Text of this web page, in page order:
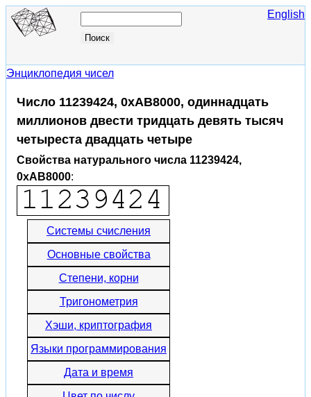
English
Энциклопедия чисел
Число 11239424, 0xAB8000, одиннадцать
миллионов двести тридцать девять тысяч
четыреста двадцать четыре
Свойства натурального числа 11239424,
0xAB8000:
Системы счисления
Основные свойства
Степени, корни
Тригонометрия
Хэши, криптография
Языки программирования
Дата и время